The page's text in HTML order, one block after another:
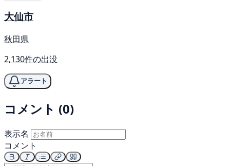
大仙市
秋田県
2,130件の出没
アラート
コメント (0)
表示名
コメント